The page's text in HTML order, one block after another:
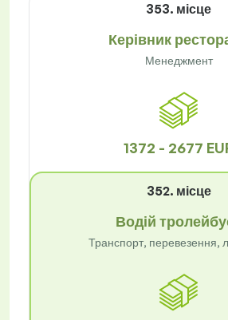
353. місце
Керівник
Менеджмент
1372 - 2677
352. місце
Водій
Транспорт, перевезення,